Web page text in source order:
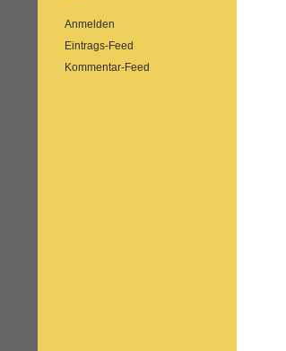
Anmelden
Eintrags-Feed
Kommentar-Feed